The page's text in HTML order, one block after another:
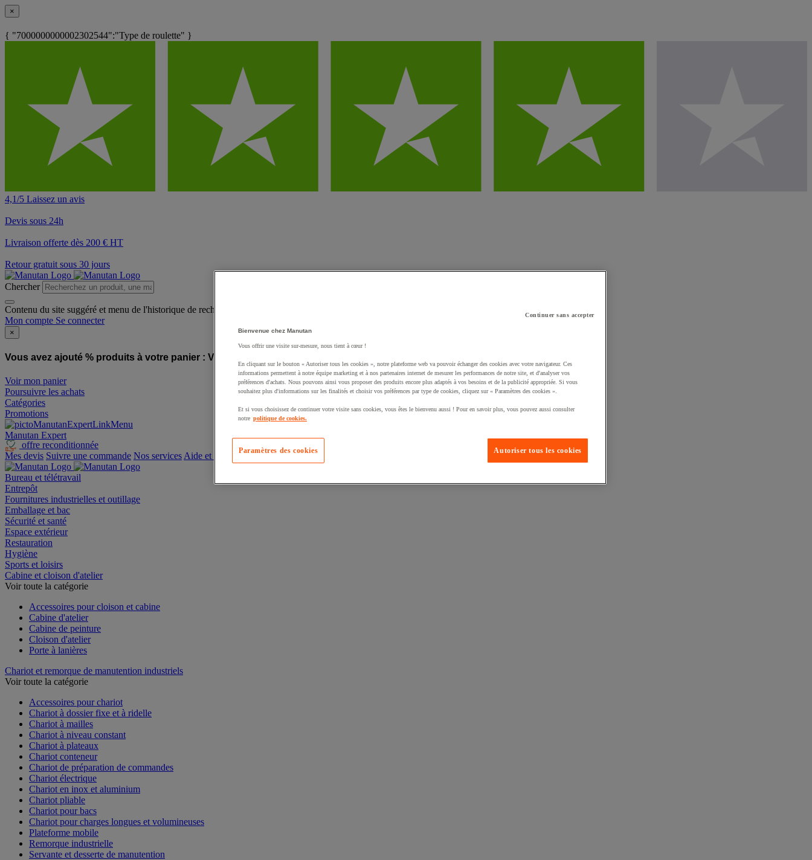
×
{ "7000000000002302544":"Type de roulette" }
4,1/5 Laissez un avis
Devis sous 24h
Livraison offerte dès 200 € HT
Retour gratuit sous 30 jours
Chercher
Contenu du site suggéré et menu de l'historique de recherche
Mon compte Se connecter
×
Vous avez ajouté % produits à votre panier : Vous avez ajouté un produit à votre panier :
Voir mon panier
Poursuivre les achats
Catégories
Promotions
Manutan Expert
offre reconditionnée
Mes devis Suivre une commande Nos services Aide et contact
Bureau et télétravail
Entrepôt
Fournitures industrielles et outillage
Emballage et bac
Sécurité et santé
Espace extérieur
Restauration
Hygiène
Sports et loisirs
Cabine et cloison d'atelier
Voir toute la catégorie
Accessoires pour cloison et cabine
Cabine d'atelier
Cabine de peinture
Cloison d'atelier
Porte à lanières
Chariot et remorque de manutention industriels
Voir toute la catégorie
Accessoires pour chariot
Chariot à dossier fixe et à ridelle
Chariot à mailles
Chariot à niveau constant
Chariot à plateaux
Chariot conteneur
Chariot de préparation de commandes
Chariot électrique
Chariot en inox et aluminium
Chariot pliable
Chariot pour bacs
Chariot pour charges longues et volumineuses
Plateforme mobile
Remorque industrielle
Servante et desserte de manutention
Continuer sans accepter
Bienvenue chez Manutan
Vous offrir une visite sur-mesure, nous tient à cœur !
En cliquant sur le bouton « Autoriser tous les cookies », notre plateforme web va pouvoir échanger des cookies avec votre navigateur. Ces
informations permettent à notre équipe marketing et à nos partenaires internet de mesurer les performances de notre site, et d'analyser vos
préférences d'achats. Nous pouvons ainsi vous proposer des produits encore plus adaptés à vos besoins et de la publicité appropriée. Si vous
souhaitez plus d'informations sur les finalités et choisir vos préférences par type de cookies, cliquez sur « Paramètres des cookies ».
Et si vous choisissez de continuer votre visite sans cookies, vous êtes le bienvenu aussi ! Pour en savoir plus, vous pouvez aussi consulter
notre politique de cookies.
Autoriser tous les cookies
Paramètres des cookies